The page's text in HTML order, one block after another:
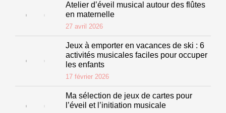
Atelier d’éveil musical autour des flûtes
en maternelle
27 avril 2026
Jeux à emporter en vacances de ski : 6
activités musicales faciles pour occuper
les enfants
17 février 2026
Ma sélection de jeux de cartes pour
l’éveil et l’initiation musicale